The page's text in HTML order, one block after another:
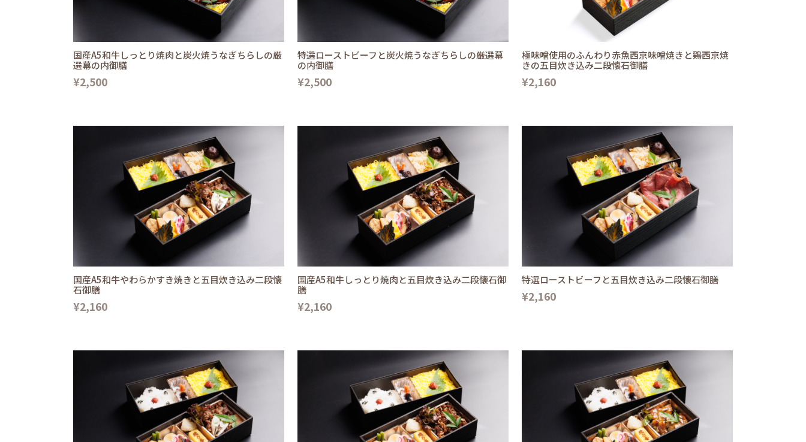
国産A5和牛しっとり焼肉と炭火焼うなぎちらしの厳
選幕の内御膳
¥2,500
特選ローストビーフと炭火焼うなぎちらしの厳選幕
の内御膳
¥2,500
極味噌使用のふんわり赤魚西京味噌焼きと鶏西京焼
きの五目炊き込み二段懐石御膳
¥2,160
国産A5和牛やわらかすき焼きと五目炊き込み二段懐
石御膳
¥2,160
国産A5和牛しっとり焼肉と五目炊き込み二段懐石御
膳
¥2,160
特選ローストビーフと五目炊き込み二段懐石御膳
¥2,160